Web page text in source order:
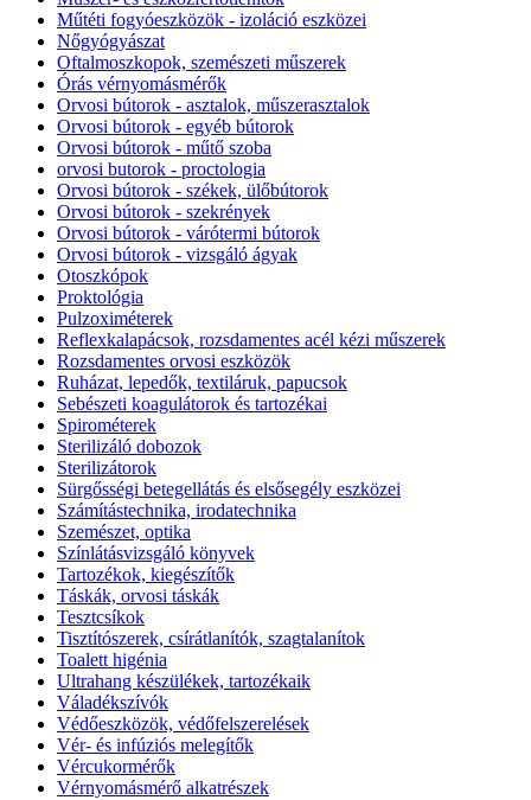
Műtéti fogyóeszközök - izoláció eszközei
Nőgyógyászat
Oftalmoszkopok, szemészeti műszerek
Órás vérnyomásmérők
Orvosi bútorok - asztalok, műszerasztalok
Orvosi bútorok - egyéb bútorok
Orvosi bútorok - műtő szoba
orvosi butorok - proctologia
Orvosi bútorok - székek, ülőbútorok
Orvosi bútorok - szekrények
Orvosi bútorok - várótermi bútorok
Orvosi bútorok - vizsgáló ágyak
Otoszkópok
Proktológia
Pulzoximéterek
Reflexkalapácsok, rozsdamentes acél kézi műszerek
Rozsdamentes orvosi eszközök
Ruházat, lepedők, textiláruk, papucsok
Sebészeti koagulátorok és tartozékai
Spirométerek
Sterilizáló dobozok
Sterilizátorok
Sürgősségi betegellátás és elsősegély eszközei
Számítástechnika, irodatechnika
Szemészet, optika
Színlátásvizsgáló könyvek
Tartozékok, kiegészítők
Táskák, orvosi táskák
Tesztcsíkok
Tisztítószerek, csírátlanítók, szagtalanítok
Toalett higénia
Ultrahang készülékek, tartozékaik
Váladékszívók
Védőeszközök, védőfelszerelések
Vér- és infúziós melegítők
Vércukormérők
Vérnyomásmérő alkatrészek